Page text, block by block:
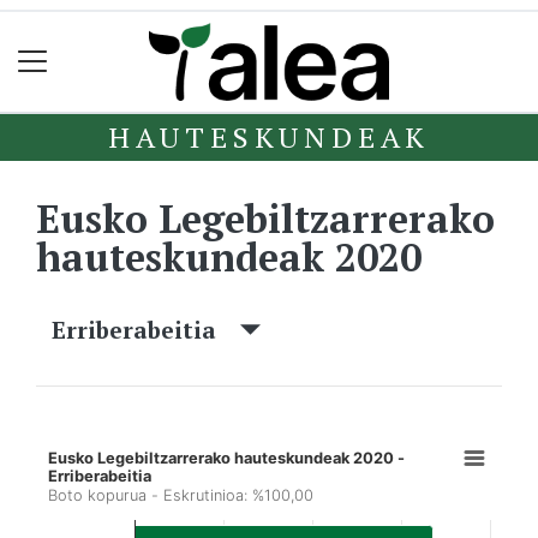
HAUTESKUNDEAK
Eusko Legebiltzarrerako
hauteskundeak 2020
Erriberabeitia
Eusko Legebiltzarrerako hauteskundeak 2020 -
Erriberabeitia
Boto kopurua - Eskrutinioa: %100,00